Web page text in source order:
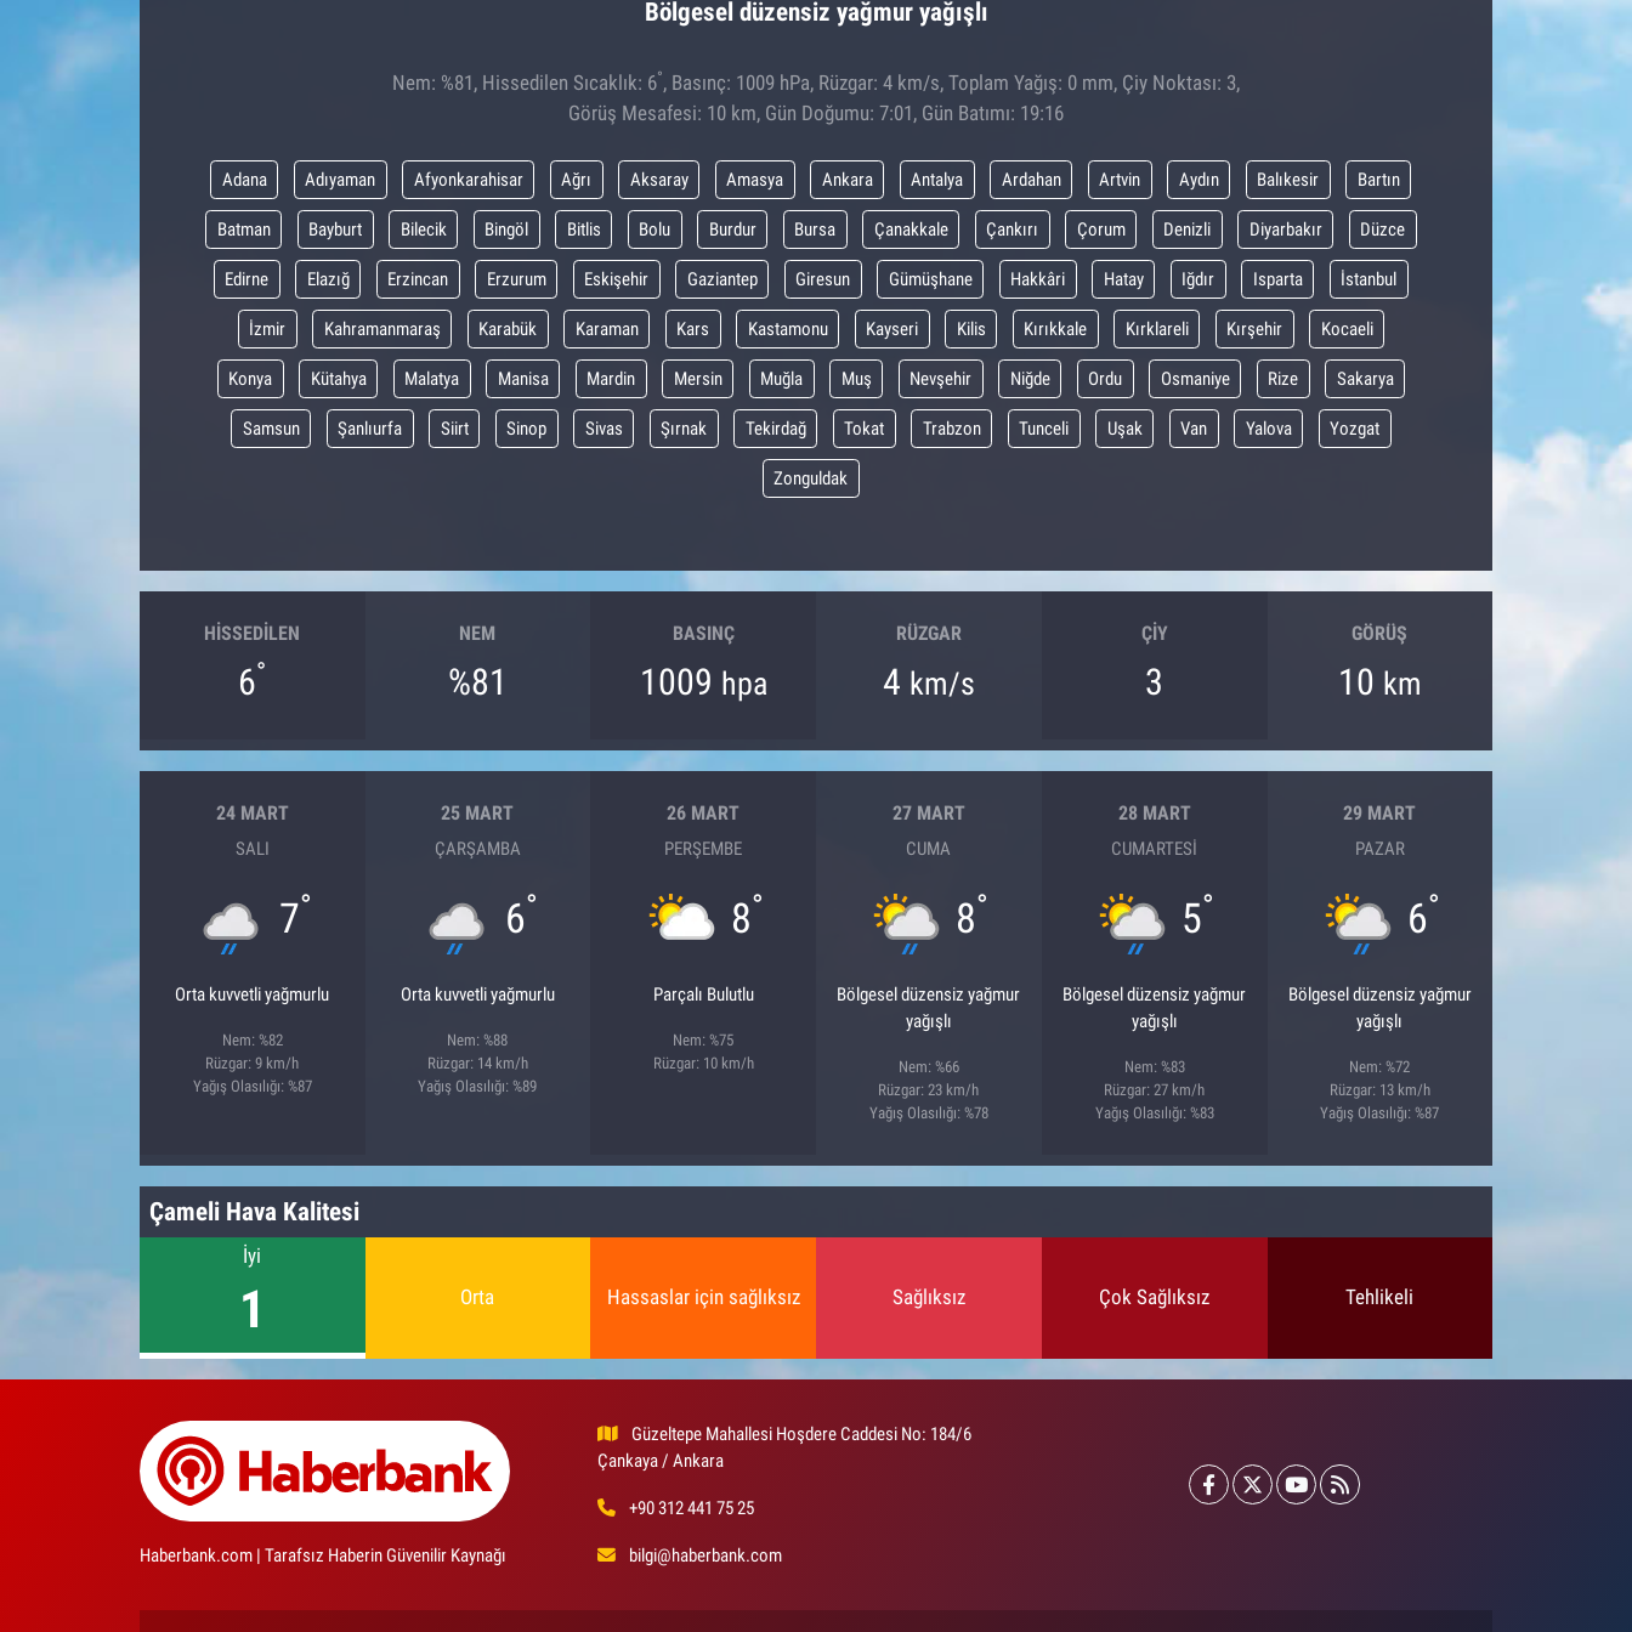
Bölgesel düzensiz yağmur yağışlı
Nem: %81, Hissedilen Sıcaklık: 6°, Basınç: 1009 hPa, Rüzgar: 4 km/s, Toplam Yağış: 0 mm, Çiy Noktası: 3,
Görüş Mesafesi: 10 km, Gün Doğumu: 7:01, Gün Batımı: 19:16
Adana Adıyaman Afyonkarahisar Ağrı Aksaray Amasya Ankara Antalya Ardahan Artvin Aydın Balıkesir Bartın
Batman Bayburt Bilecik Bingöl Bitlis Bolu Burdur Bursa Çanakkale Çankırı Çorum Denizli Diyarbakır Düzce
Edirne Elazığ Erzincan Erzurum Eskişehir Gaziantep Giresun Gümüşhane Hakkâri Hatay Iğdır Isparta İstanbul
İzmir Kahramanmaraş Karabük Karaman Kars Kastamonu Kayseri Kilis Kırıkkale Kırklareli Kırşehir Kocaeli
Konya Kütahya Malatya Manisa Mardin Mersin Muğla Muş Nevşehir Niğde Ordu Osmaniye Rize Sakarya
Samsun Şanlıurfa Siirt Sinop Sivas Şırnak Tekirdağ Tokat Trabzon Tunceli Uşak Van Yalova Yozgat
Zonguldak
HISSEDILEN
6°
NEM
%81
BASINÇ
1009 hpa
RÜZGAR
4 km/s
ÇIY
3
GÖRÜŞ
10 km
24 MART
SALI
7°
Orta kuvvetli yağmurlu
Nem: %82
Rüzgar: 9 km/h
Yağış Olasılığı: %87
25 MART
ÇARŞAMBA
6°
Orta kuvvetli yağmurlu
Nem: %88
Rüzgar: 14 km/h
Yağış Olasılığı: %89
26 MART
PERŞEMBE
8°
Parçalı Bulutlu
Nem: %75
Rüzgar: 10 km/h
27 MART
CUMA
8°
Bölgesel düzensiz yağmur
yağışlı
Nem: %66
Rüzgar: 23 km/h
Yağış Olasılığı: %78
28 MART
CUMARTESI
5°
Bölgesel düzensiz yağmur
yağışlı
Nem: %83
Rüzgar: 27 km/h
Yağış Olasılığı: %83
29 MART
PAZAR
6°
Bölgesel düzensiz yağmur
yağışlı
Nem: %72
Rüzgar: 13 km/h
Yağış Olasılığı: %87
Çameli Hava Kalitesi
İyi
1 Orta Hassaslar için sağlıksız Sağlıksız Çok Sağlıksız Tehlikeli
Haberbank.com | Tarafsız Haberin Güvenilir Kaynağı
Güzeltepe Mahallesi Hoşdere Caddesi No: 184/6
Çankaya / Ankara
+90 312 441 75 25
bilgi@haberbank.com